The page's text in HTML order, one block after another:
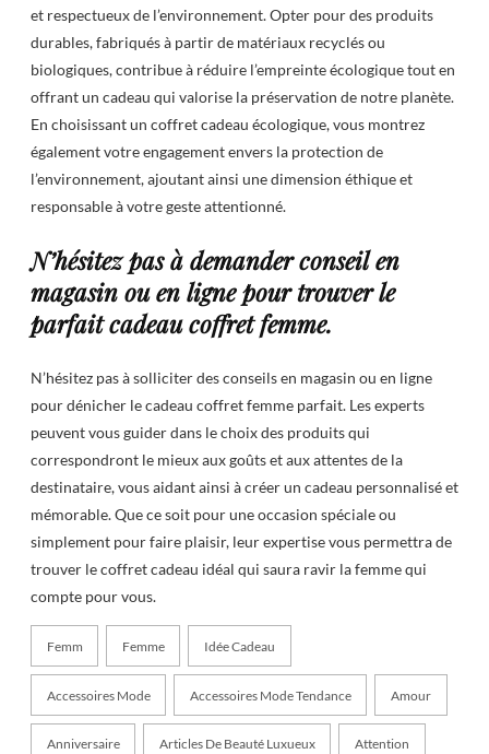
et respectueux de l’environnement. Opter pour des produits
durables, fabriqués à partir de matériaux recyclés ou
biologiques, contribue à réduire l’empreinte écologique tout en
offrant un cadeau qui valorise la préservation de notre planète.
En choisissant un coffret cadeau écologique, vous montrez
également votre engagement envers la protection de
l’environnement, ajoutant ainsi une dimension éthique et
responsable à votre geste attentionné.
N’hésitez pas à demander conseil en
magasin ou en ligne pour trouver le
parfait cadeau coffret femme.
N’hésitez pas à solliciter des conseils en magasin ou en ligne
pour dénicher le cadeau coffret femme parfait. Les experts
peuvent vous guider dans le choix des produits qui
correspondront le mieux aux goûts et aux attentes de la
destinataire, vous aidant ainsi à créer un cadeau personnalisé et
mémorable. Que ce soit pour une occasion spéciale ou
simplement pour faire plaisir, leur expertise vous permettra de
trouver le coffret cadeau idéal qui saura ravir la femme qui
compte pour vous.
Femm Femme Idée Cadeau
Accessoires Mode Accessoires Mode Tendance Amour
Anniversaire Articles De Beauté Luxueux Attention